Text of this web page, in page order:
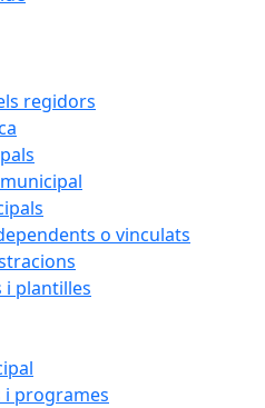
regidors
o vinculats
i plantilles
i programes